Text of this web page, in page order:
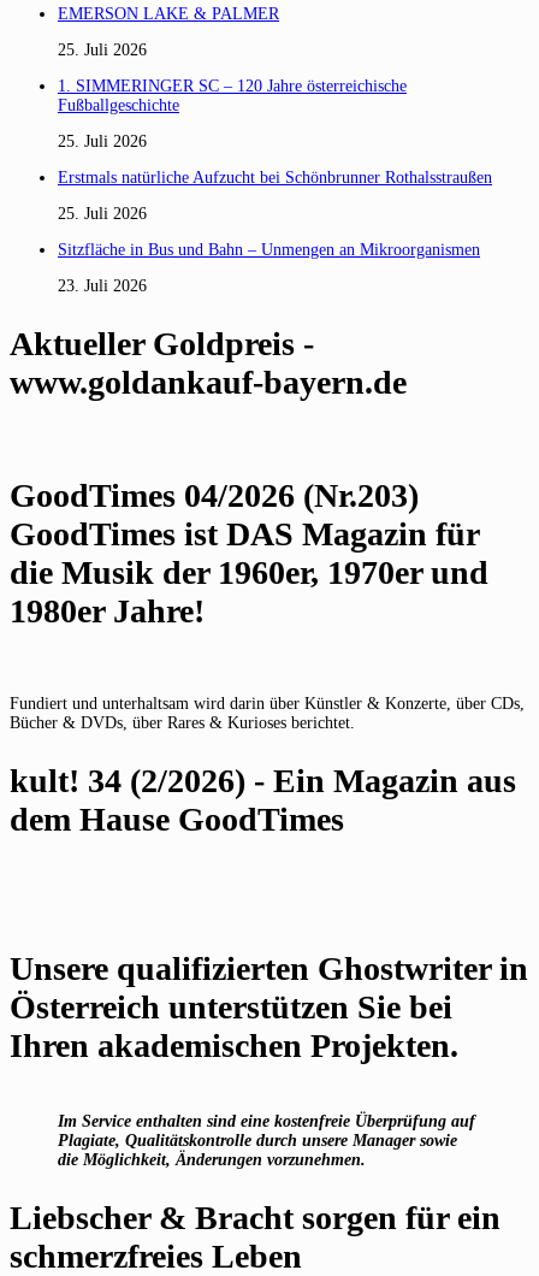
EMERSON LAKE & PALMER
25. Juli 2026
1. SIMMERINGER SC – 120 Jahre österreichische
Fußballgeschichte
25. Juli 2026
Erstmals natürliche Aufzucht bei Schönbrunner Rothalsstraußen
25. Juli 2026
Sitzfläche in Bus und Bahn – Unmengen an Mikroorganismen
23. Juli 2026
Aktueller Goldpreis -
www.goldankauf-bayern.de
GoodTimes 04/2026 (Nr.203)
GoodTimes ist DAS Magazin für
die Musik der 1960er, 1970er und
1980er Jahre!
Fundiert und unterhaltsam wird darin über Künstler & Konzerte, über CDs,
Bücher & DVDs, über Rares & Kurioses berichtet.
kult! 34 (2/2026) - Ein Magazin aus
dem Hause GoodTimes
Unsere qualifizierten Ghostwriter in
Österreich unterstützen Sie bei
Ihren akademischen Projekten.
Im Service enthalten sind eine kostenfreie Überprüfung auf
Plagiate, Qualitätskontrolle durch unsere Manager sowie
die Möglichkeit, Änderungen vorzunehmen.
Liebscher & Bracht sorgen für ein
schmerzfreies Leben